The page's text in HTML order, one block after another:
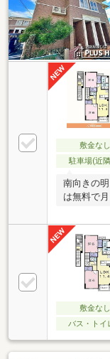
敷金なし
駐車場(近
南向きの
は無料で
敷金なし
バス・トイ